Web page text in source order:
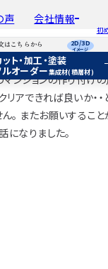
取扱木材と選び方
集成材（積層材）
板
声 会社情報
会社概要
新着情報
初
はこちらから
ット・加工・塗装
ルオーダー集成材(積層材)
2D/3D
イメージ
した。 仕上がりも非
マンションの作り付
アできれば良いか・
。 またお願いするこ
になりました。